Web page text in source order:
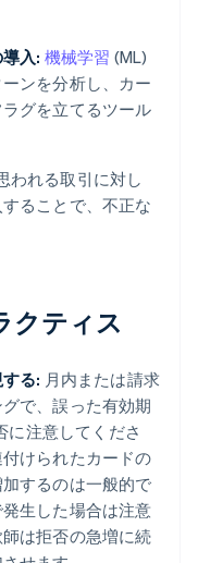
入: 機械学習 (ML)
ンを分析し、カー
グを立てるツール
われる取引に対し
ることで、不正な
クティス
る: 月内または請求
で、誤った有効期
に注意してくださ
けられたカードの
するのは一般的で
生した場合は注意
は拒否の急増に続